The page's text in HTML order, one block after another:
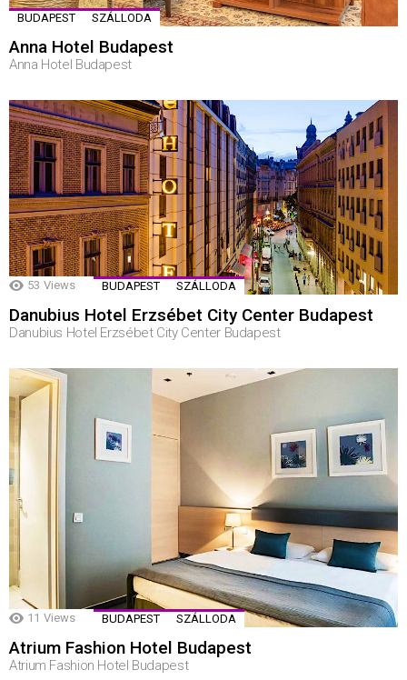
BUDAPEST SZÁLLODA
Anna Hotel Budapest
Anna Hotel Budapest
53 Views BUDAPEST SZÁLLODA
Danubius Hotel Erzsébet City Center Budapest
Danubius Hotel Erzsébet City Center Budapest
11 Views BUDAPEST SZÁLLODA
Atrium Fashion Hotel Budapest
Atrium Fashion Hotel Budapest